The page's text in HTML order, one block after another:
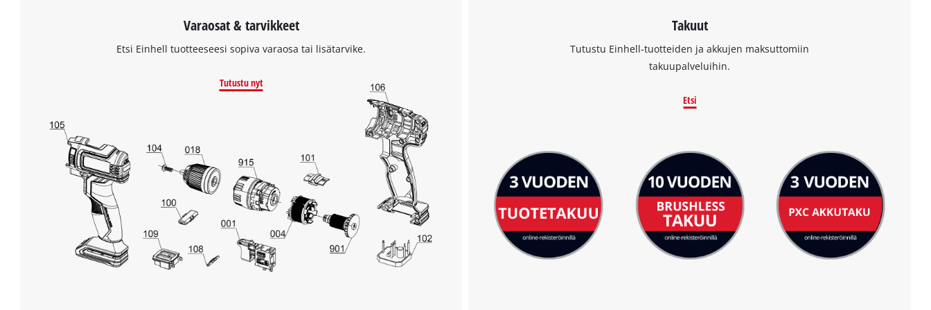
Varaosat & tarvikkeet
Etsi Einhell tuotteeseesi sopiva varaosa tai lisätarvike.
Tutustu nyt
Takuut
Tutustu Einhell-tuotteiden ja akkujen maksuttomiin
takuupalveluihin.
Etsi